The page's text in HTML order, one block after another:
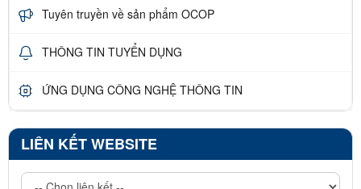
Tuyên truyền về sản phẩm OCOP
THÔNG TIN TUYỂN DỤNG
ỨNG DỤNG CÔNG NGHỆ THÔNG TIN
LIÊN KẾT WEBSITE